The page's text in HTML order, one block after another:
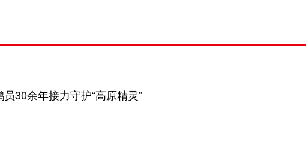
30余年接力守护“高原精灵”